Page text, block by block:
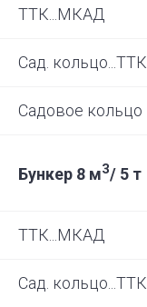
ТТК...МКАД
Сад. кольцо...ТТК
Садовое кольцо
Бункер 8 м3/ 5 т
ТТК...МКАД
Сад. кольцо...ТТК